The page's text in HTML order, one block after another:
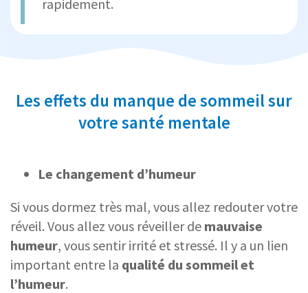
rapidement.
Les effets du manque de sommeil sur
votre santé mentale
Le changement d’humeur
Si vous dormez très mal, vous allez redouter votre
réveil. Vous allez vous réveiller de mauvaise
humeur, vous sentir irrité et stressé. Il y a un lien
important entre la qualité du sommeil et
l’humeur.